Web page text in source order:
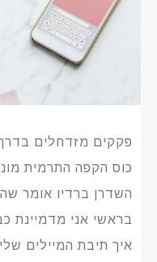
פקקים מזדחלים
כוס הקפה התרמית
השדרן ברדיו אומר
בראשי אני מדמיינת
איך תיבת המיילים